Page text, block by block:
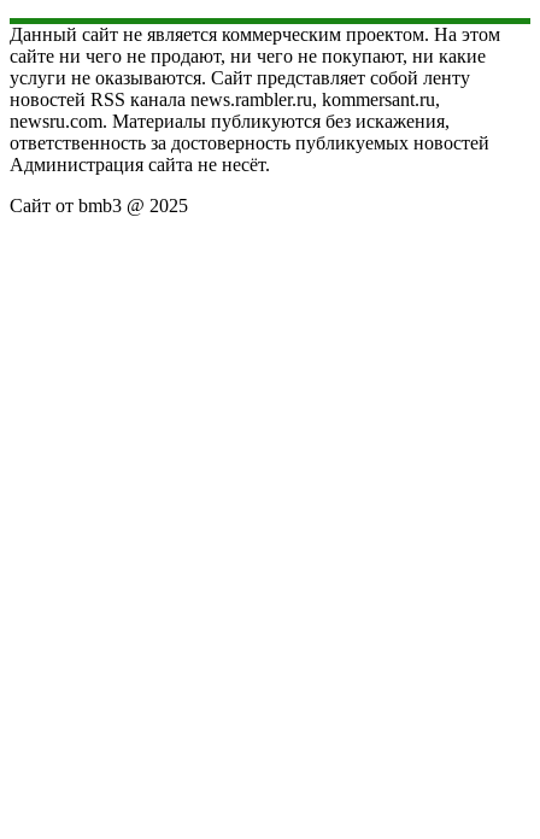
Данный сайт не является коммерческим проектом. На этом
сайте ни чего не продают, ни чего не покупают, ни какие
услуги не оказываются. Сайт представляет собой ленту
новостей RSS канала news.rambler.ru, kommersant.ru,
newsru.com. Материалы публикуются без искажения,
ответственность за достоверность публикуемых новостей
Администрация сайта не несёт.
Сайт от bmb3 @ 2025